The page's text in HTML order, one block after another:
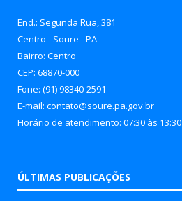
End.: Segunda Rua, 381
Centro - Soure - PA
Bairro: Centro
CEP: 68870-000
Fone: (91) 98340-2591
E-mail: contato@soure.pa.gov.br
Horário de atendimento: 07:30 às 13:30
ÚLTIMAS PUBLICAÇÕES